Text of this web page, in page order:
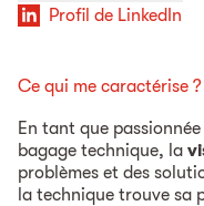
Profil de LinkedIn
Ce qui me caractérise ?
En tant que
bagage technique, la
problèmes et des
la technique trouve sa